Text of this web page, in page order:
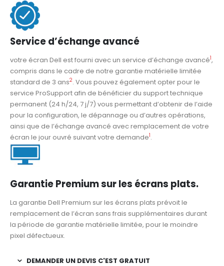
Service d’échange avancé
votre écran Dell est fourni avec un service d’échange avancé1,
compris dans le cadre de notre garantie matérielle limitée
standard de 3 ans2. Vous pouvez également opter pour le
service ProSupport afin de bénéficier du support technique
permanent (24 h/24, 7 j/7) vous permettant d’obtenir de l’aide
pour la configuration, le dépannage ou d’autres opérations,
ainsi que de l’échange avancé avec remplacement de votre
écran le jour ouvré suivant votre demande1.
Garantie Premium sur les écrans plats.
La garantie Dell Premium sur les écrans plats prévoit le
remplacement de l’écran sans frais supplémentaires durant
la période de garantie matérielle limitée, pour le moindre
pixel défectueux.
DEMANDER UN DEVIS C'EST GRATUIT